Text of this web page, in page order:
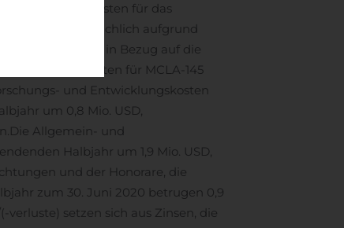
Entwicklungskosten für das
USD, hauptsächlich aufgrund
in Bezug auf die
der Kosten für MCLA-145
und Entwicklungskosten
um 0,8 Mio. USD,
Die Allgemein- und
Halbjahr um 1,9 Mio. USD,
und der Honorare, die
zum 30. Juni 2020 betrugen 0,9
verluste) setzen sich aus Zinsen, die